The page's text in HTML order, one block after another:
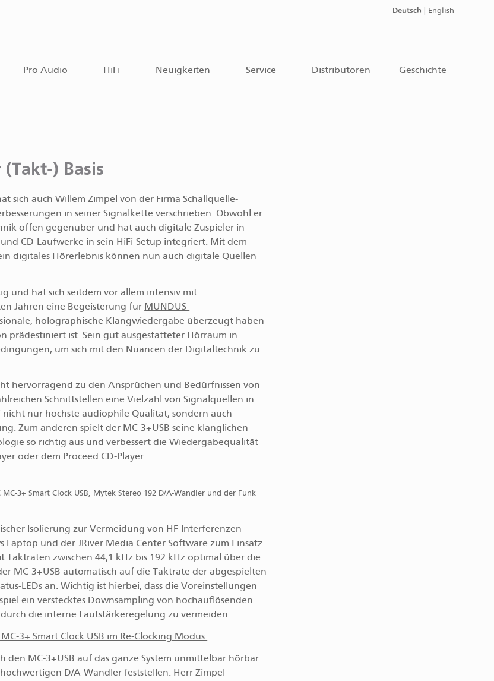
Deutsch English
Pro Audio HiFi Neuigkeiten Service Distributoren Geschichte
) Basis
sich auch Willem Zimpel von der Firma Schallquelle-
in seiner Signalkette verschrieben. Obwohl er
offen gegenüber und hat auch digitale Zuspieler in
CD-Laufwerke in sein HiFi-Setup integriert. Mit dem
digitales Hörerlebnis können nun auch digitale Quellen
und hat sich seitdem vor allem intensiv mit
Jahren eine Begeisterung für MUNDUS-
holographische Klangwiedergabe überzeugt haben
ist. Sein gut ausgestatteter Hörraum in
um sich mit den Nuancen der Digitaltechnik zu
hervorragend zu den Ansprüchen und Bedürfnissen von
Schnittstellen eine Vielzahl von Signalquellen in
nur höchste audiophile Qualität, sondern auch
Zum anderen spielt der MC-3+USB seine klanglichen
so richtig aus und verbessert die Wiedergabequalität
oder dem Proceed CD-Player.
3+ Smart Clock USB, Mytek Stereo 192 D/A-Wandler und der Funk
Isolierung zur Vermeidung von HF-Interferenzen
und der JRiver Media Center Software zum Einsatz.
zwischen 44,1 kHz bis 192 kHz optimal über die
MC-3+USB automatisch auf die Taktrate der abgespielten
LEDs an. Wichtig ist hierbei, dass die Voreinstellungen
ein verstecktes Downsampling von hochauflösenden
die interne Lautstärkeregelung zu vermeiden.
den MC-3+USB auf das ganze System unmittelbar hörbar
D/A-Wandler feststellen. Herr Zimpel